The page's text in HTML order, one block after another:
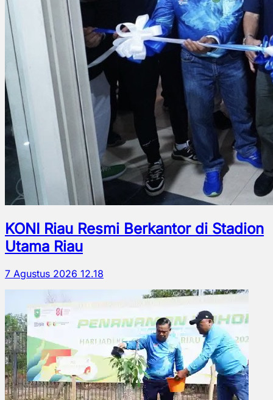
KONI Riau Resmi Berkantor di Stadion
Utama Riau
7 Agustus 2026 12.18